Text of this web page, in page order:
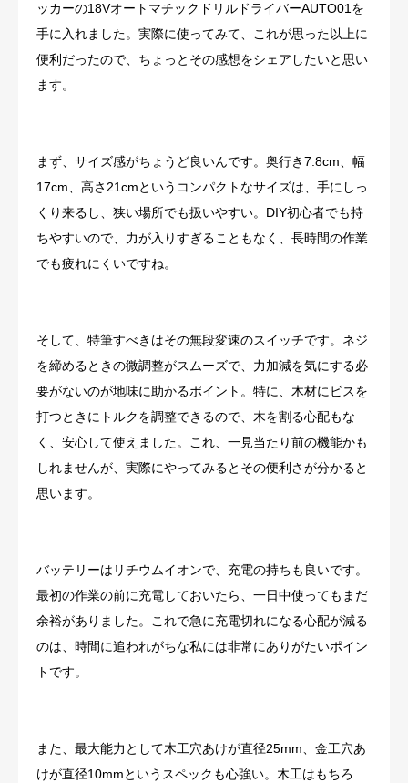
ッカーの18VオートマチックドリルドライバーAUTO01を
手に入れました。実際に使ってみて、これが思った以上に
便利だったので、ちょっとその感想をシェアしたいと思い
ます。
まず、サイズ感がちょうど良いんです。奥行き7.8cm、幅
17cm、高さ21cmというコンパクトなサイズは、手にしっ
くり来るし、狭い場所でも扱いやすい。DIY初心者でも持
ちやすいので、力が入りすぎることもなく、長時間の作業
でも疲れにくいですね。
そして、特筆すべきはその無段変速のスイッチです。ネジ
を締めるときの微調整がスムーズで、力加減を気にする必
要がないのが地味に助かるポイント。特に、木材にビスを
打つときにトルクを調整できるので、木を割る心配もな
く、安心して使えました。これ、一見当たり前の機能かも
しれませんが、実際にやってみるとその便利さが分かると
思います。
バッテリーはリチウムイオンで、充電の持ちも良いです。
最初の作業の前に充電しておいたら、一日中使ってもまだ
余裕がありました。これで急に充電切れになる心配が減る
のは、時間に追われがちな私には非常にありがたいポイン
トです。
また、最大能力として木工穴あけが直径25mm、金工穴あ
けが直径10mmというスペックも心強い。木工はもちろ